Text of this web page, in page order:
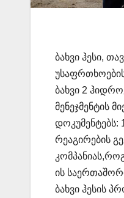
ბახვი ჰესი,
ბახვი 2
მენეჯმენტის
დოკუმენტებს:
რეაგირების
ის
ბახვი ჰესის